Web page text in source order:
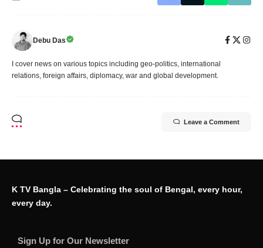
Debu Das
I cover news on various topics including geo-politics, international
relations, foreign affairs, diplomacy, war and global development.
Leave a Comment
K TV Bangla – Celebrating the soul of Bengal, every hour,
every day.
Sign Up for Our Newsletter